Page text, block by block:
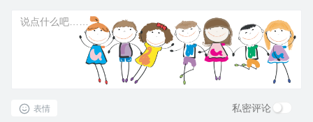
表情 私密评论